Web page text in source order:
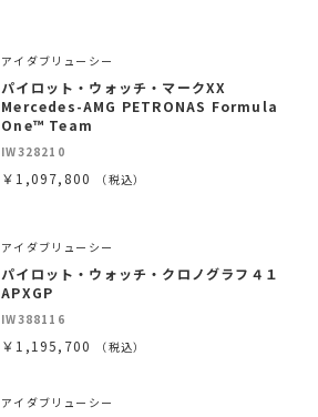
アイダブリューシー
パイロット・ウォッチ・マークXX
Mercedes-AMG PETRONAS Formula
One™ Team
IW328210
￥1,097,800 （税込）
アイダブリューシー
パイロット・ウォッチ・クロノグラフ４１
APXGP
IW388116
￥1,195,700 （税込）
アイダブリューシー